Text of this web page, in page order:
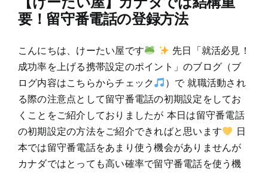
要！留守番電話の登録方法
こんにちは、けーたい屋です
先日「就活必見！
成功率を上げる携帯設定のポイント」のブログ（ブ
ログ内容はこちらからチェック
）で 就職活動され
る際の注意点として留守番電話の初期設定をしてお
くことをご紹介しておりましたが 本日は留守番電話
の初期設定の方法をご紹介できればと思います
日
本では留守番電話をあまり使う機会がありませんが
カナダではとっても高い確率で留守番電話を使う機